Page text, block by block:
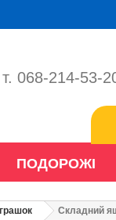
т. 068-214-53-
ПОДОРОЖІ
Складний